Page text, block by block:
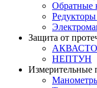
Обратные
Защита от
НЕПТУН
Измерительные